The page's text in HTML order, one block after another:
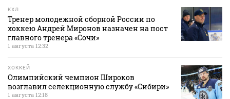
КХЛ
Тренер молодежной сборной России по
хоккею Андрей Миронов назначен на пост
главного тренера «Сочи»
1 августа 12:32
ХОККЕЙ
Олимпийский чемпион Широков
возглавил селекционную службу «Сибири»
1 августа 12:18